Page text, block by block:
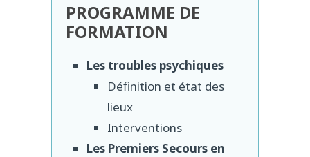
PROGRAMME DE
FORMATION
Les troubles psychiques
Définition et état des
lieux
Interventions
Les Premiers Secours en